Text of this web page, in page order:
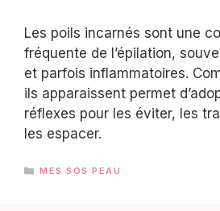
Les poils incarnés sont une
fréquente de l’épilation,
et parfois inflammatoires.
ils apparaissent permet
réflexes pour les éviter, les
les espacer.
CATÉGORIES
MES SOS PEAU